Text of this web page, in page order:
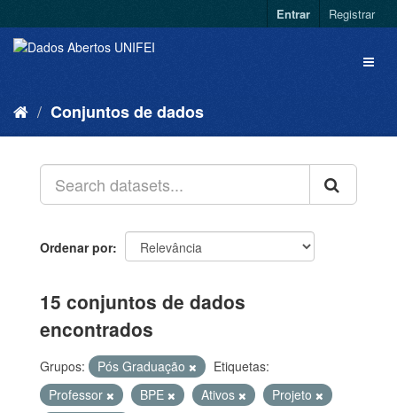
Entrar Registrar
Conjuntos de dados
Ordenar por
15 conjuntos de dados
encontrados
Grupos: Pós Graduação
Etiquetas:
Professor
BPE Ativos
Projeto